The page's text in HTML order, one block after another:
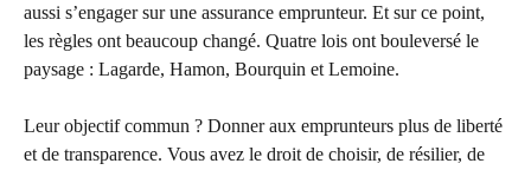
aussi s’engager sur une assurance emprunteur. Et sur ce point,
les règles ont beaucoup changé. Quatre lois ont bouleversé le
paysage : Lagarde, Hamon, Bourquin et Lemoine.
Leur objectif commun ? Donner aux emprunteurs plus de liberté
et de transparence. Vous avez le droit de choisir, de résilier, de